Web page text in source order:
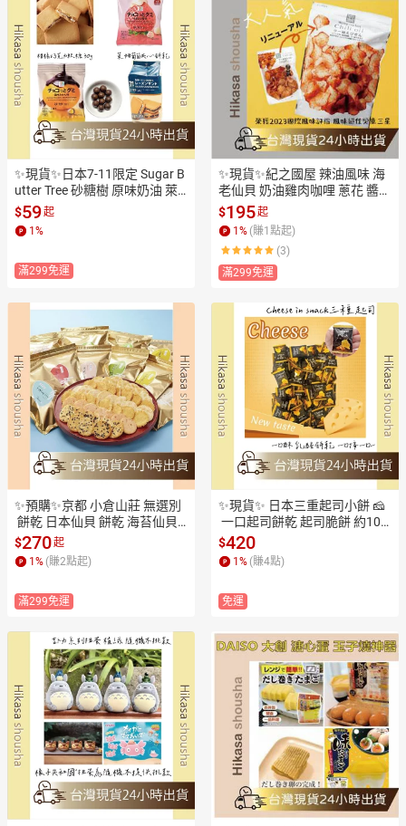
✨現貨✨日本7-11限定 Sugar B
utter Tree 砂糖樹 原味奶油 萊
姆葡萄 夾心餅乾 開心果餅乾 日
本進口
$59起
1%
滿299免運
✨現貨✨紀之國屋 辣油風味 海
老仙貝 奶油雞肉咖哩 蔥花 醬油
蝦仙貝 奶油 起司蝦餅 仙貝 日
本零食 日本伴手禮 零嘴
$195起
1% (賺1點起)
(3)
滿299免運
✨預購✨京都 小倉山莊 無選別
餅乾 日本仙貝 餅乾 海苔仙貝
定家の月 蝦餅仙貝 手作米菓
職人米果 點心 追劇必備
$270起
1 % (賺2點起)
滿299免運
✨現貨✨ 日本三重起司小餅 🧀️
一口起司餅乾 起司脆餅 約100
入 追劇零食 辦公室團購 兒童點
心 旅遊小吃必備美味款
$420
1 % (賺4點)
免運